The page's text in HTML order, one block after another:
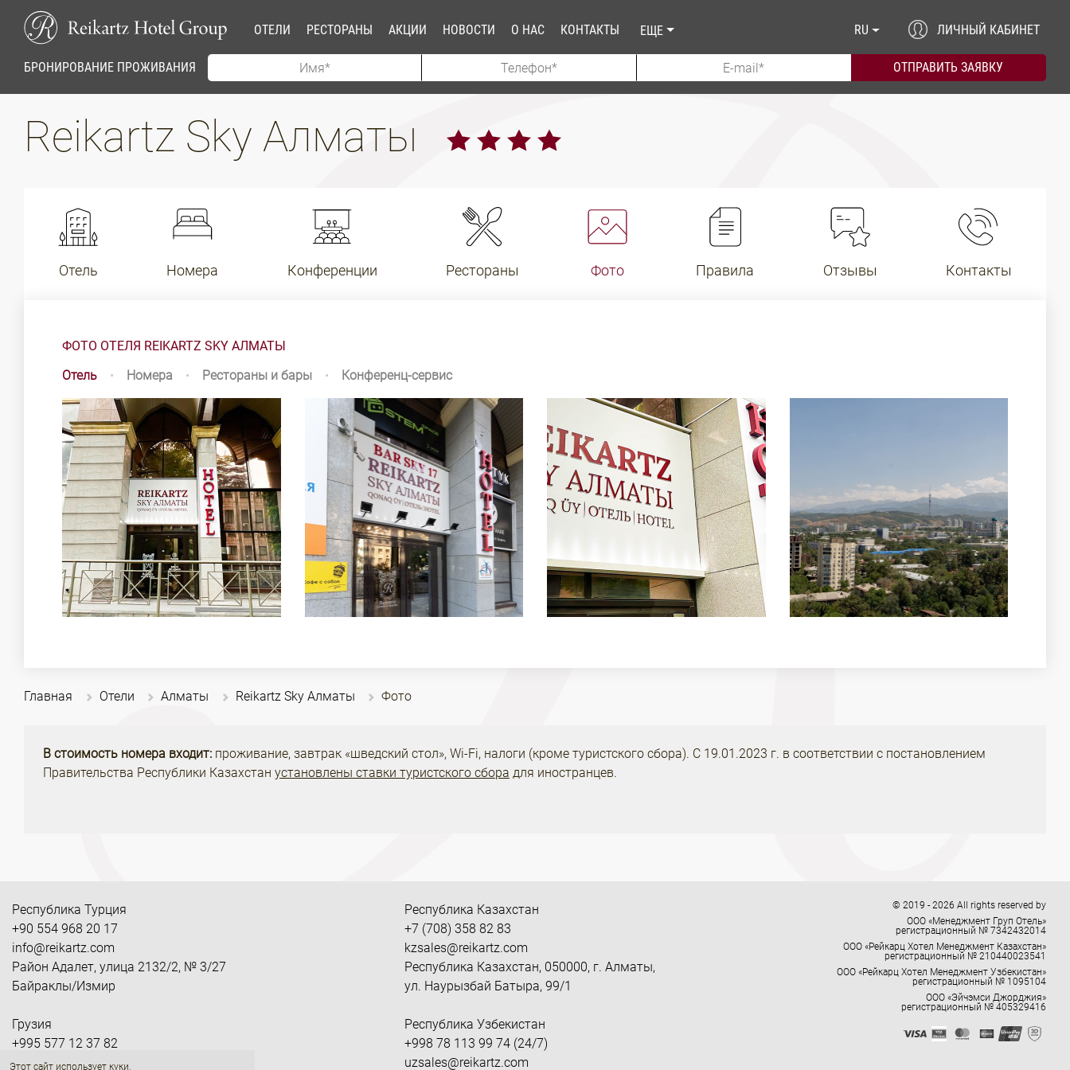
ОТЕЛИ РЕСТОРАНЫ АКЦИИ НОВОСТИ О НАС КОНТАКТЫ ЕЩЕ RU ЛИЧНЫЙ КАБИНЕТ
БРОНИРОВАНИЕ ПРОЖИВАНИЯ
Reikartz Sky Алматы
Отель Номера Конференции Рестораны Фото Правила Отзывы Контакты
ФОТО ОТЕЛЯ REIKARTZ SKY АЛМАТЫ
Отель
• Номера • Рестораны и бары • Конференц-сервис
Главная Отели Алматы Reikartz Sky Алматы Фото
В стоимость номера входит: проживание, завтрак «шведский стол», Wi-Fi, налоги (кроме туристского сбора). С 19.01.2023 г. в соответствии с постановлением
Правительства Республики Казахстан установлены ставки туристского сбора для иностранцев.
Этот сайт использует куки.
Республика Турция
+90 554 968 20 17
info@reikartz.com
Район Адалет, улица 2132/2, № 3/27
Байраклы/Измир
Грузия
+995 577 12 37 82
gesales@reikartz.com
Республика Казахстан
+7 (708) 358 82 83
kzsales@reikartz.com
Республика Казахстан, 050000, г. Алматы,
ул. Наурызбай Батыра, 99/1
Республика Узбекистан
+998 78 113 99 74 (24/7)
uzsales@reikartz.com
© 2019 - 2026 All rights reserved by
ООО «Менеджмент Груп Отель»
регистрационный № 7342432014
ООО «Рейкарц Хотел Менеджмент Казахстан»
регистрационный № 210440023541
ООО «Рейкарц Хотел Менеджмент Узбекистан»
регистрационный № 1095104
ООО «Эйчэмси Джорджия»
регистрационный № 405329416